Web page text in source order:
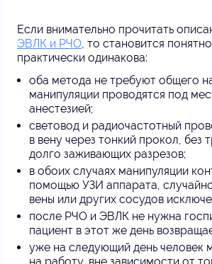
Если внимательно прочитать
ЭВЛК и РЧО, то становится
практически одинакова:
оба метода не требуют общего
манипуляции проводятся под
анестезией;
световод и радиочастотный
в вену через тонкий прокол, без
долго заживающих разрезов;
в обоих случаях манипуляции
помощью УЗИ аппарата,
вены или других сосудов
после РЧО и ЭВЛК не нужна
пациент в этот же день
уже на следующий день человек